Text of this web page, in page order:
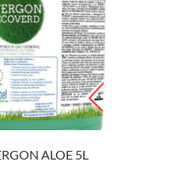
ALOE 5L